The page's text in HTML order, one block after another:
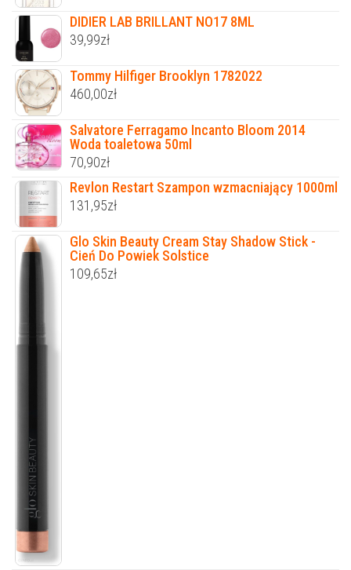
DIDIER LAB BRILLANT NO17 8ML
39,99zł
Tommy Hilfiger Brooklyn 1782022
460,00zł
Salvatore Ferragamo Incanto Bloom 2014
Woda toaletowa 50ml
70,90zł
Revlon Restart Szampon wzmacniający 1000ml
131,95zł
Glo Skin Beauty Cream Stay Shadow Stick -
Cień Do Powiek Solstice
109,65zł